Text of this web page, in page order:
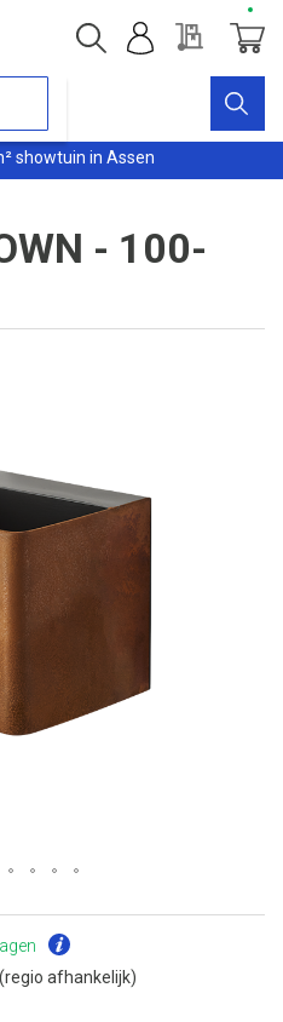
in Assen
Offerte
- 100-
afhankelijk)